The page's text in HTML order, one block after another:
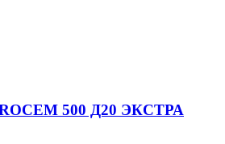
500 Д20 ЭКСТРА